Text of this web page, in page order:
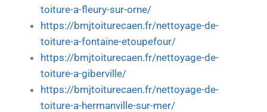
toiture-a-fleury-sur-orne/
https://bmjtoiturecaen.fr/nettoyage-de-
toiture-a-fontaine-etoupefour/
https://bmjtoiturecaen.fr/nettoyage-de-
toiture-a-giberville/
https://bmjtoiturecaen.fr/nettoyage-de-
toiture-a-hermanville-sur-mer/